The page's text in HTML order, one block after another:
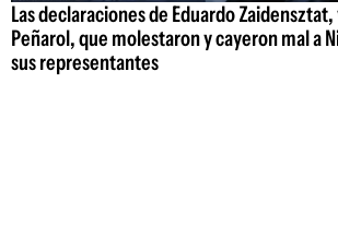
Las declaraciones de Eduardo
Peñarol, que molestaron y cayeron mal a
sus representantes